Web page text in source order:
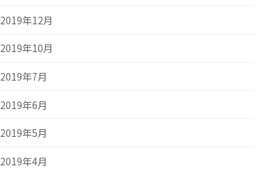
2019年12月
2019年10月
2019年7月
2019年6月
2019年5月
2019年4月